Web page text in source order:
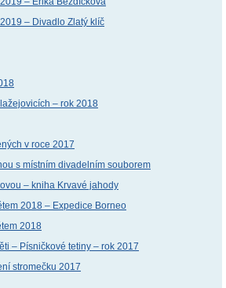
– Divadlo Zlatý klíč
– rok 2018
v roce 2017
s místním divadelním souborem
– kniha Krvavé jahody
2018 – Expedice Borneo
2018
– Písničkové tetiny – rok 2017
stromečku 2017